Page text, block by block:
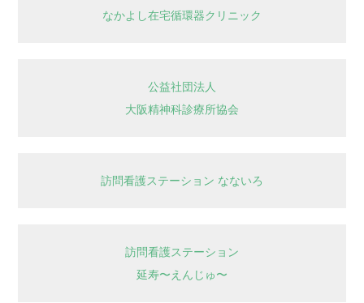
なかよし在宅循環器クリニック
公益社団法人
大阪精神科診療所協会
訪問看護ステーション なないろ
訪問看護ステーション
延寿〜えんじゅ〜